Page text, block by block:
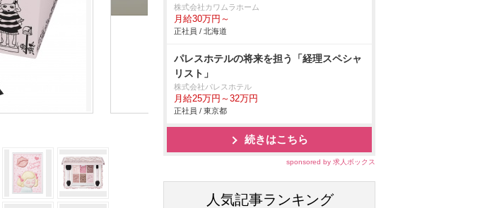
株式会社カワムラホーム
月給30万円～
正社員 / 北海道
パレスホテルの将来を担う「経理スペシャ
リスト」
株式会社パレスホテル
月給25万円～32万円
正社員 / 東京都
続きはこちら
sponsored by 求人ボックス
人気記事ランキング